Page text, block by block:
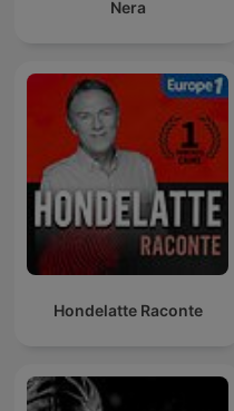
Nera
Hondelatte Raconte